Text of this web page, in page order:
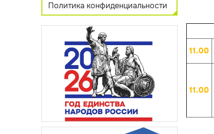
Политика конфиденциальности
11.00
11.00